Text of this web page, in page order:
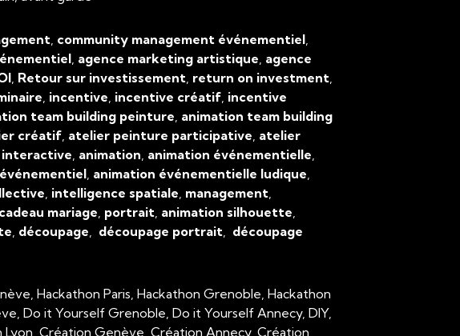
, community management événementiel,
, agence marketing artistique, agence
, Retour sur investissement, return on investment,
, incentive, incentive créatif, incentive
team building peinture, animation team building
créatif, atelier peinture participative, atelier
, animation, animation événementielle,
événementiel, animation événementielle ludique,
, intelligence spatiale, management,
cadeau mariage, portrait, animation silhouette,
, découpage, découpage portrait, découpage
Hackathon Paris, Hackathon Grenoble, Hackathon
Do it Yourself Grenoble, Do it Yourself Annecy, DIY,
Lyon, Création Genève, Création Annecy, Création